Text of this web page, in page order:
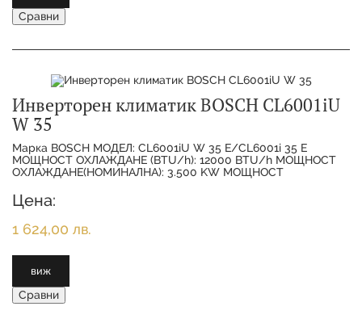
Сравни
Инверторен климатик BOSCH CL6001iU
W 35
Марка BOSCH МОДЕЛ: CL6001iU W 35 E/CL6001i 35 E
МОЩНОСТ ОХЛАЖДАНЕ (BTU/h): 12000 BTU/h МОЩНОСТ
ОХЛАЖДАНЕ(НОМИНАЛНА): 3.500 KW МОЩНОСТ
Цена:
1 624,00 лв.
виж
Сравни